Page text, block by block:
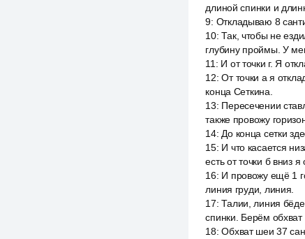
длиной спинки и
9: Откладываю 8
10:Так, чтобы не
глубину проймы. У
11 : И от точки г. Я
12:От точки а я
конца Сеткина.
13: Пересечении
также провожу
14: До конца сетки
15: И что касается
есть от точки б вниз
16: И провожу ещё 1
линия груди, линия.
17:Талии, линия
спинки. Берём
18:Обхват шеи 37